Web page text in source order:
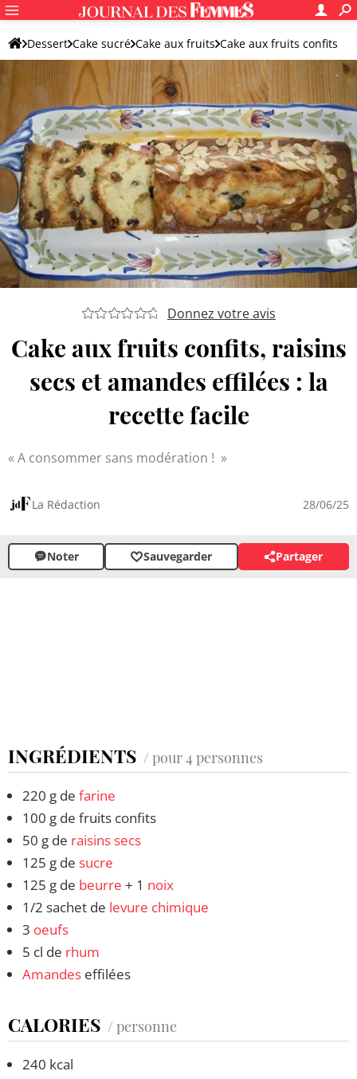
Dessert Cake sucré Cake aux fruits Cake aux fruits confits
Donnez votre avis
Cake aux fruits confits, raisins
secs et amandes effilées : la
recette facile
A consommer sans modération !
La Rédaction 28/06/25
Noter Sauvegarder Partager
INGRÉDIENTS / pour 4 personnes
220 g de farine
100 g de fruits confits
50 g de raisins secs
125 g de sucre
125 g de beurre + 1 noix
1/2 sachet de levure chimique
3 oeufs
5 cl de rhum
Amandes effilées
CALORIES / personne
240 kcal